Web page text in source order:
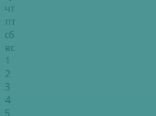
чт
пт
сб
вс
1
2
3
4
5